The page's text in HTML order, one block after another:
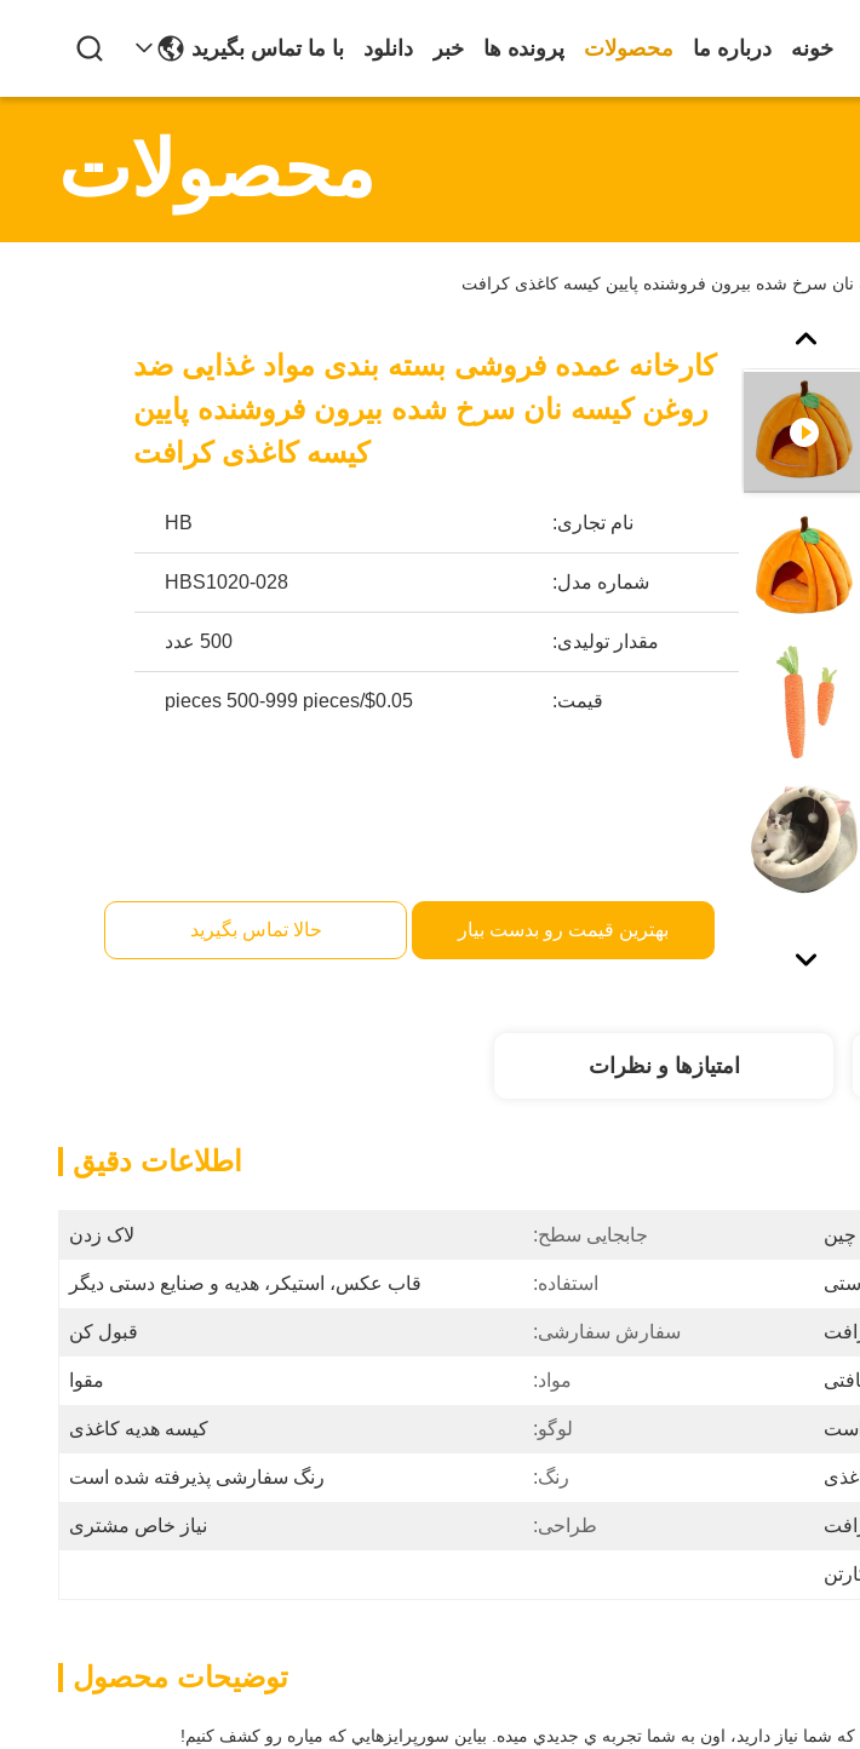
خونه درباره ما محصولات پرونده ها خبر دانلود با ما تماس بگیرید
محصولات
سرخ شده بیرون فروشنده پایین کیسه کاغذی کرافت
کارخانه عمده فروشی بسته بندی مواد غذایی ضد
روغن کیسه نان سرخ شده بیرون فروشنده پایین
کیسه کاغذی کرافت
نام تجاری: HB
شماره مدل: HBS1020-028
مقدار تولیدی: 500 عدد
قیمت: $0.05/pieces 500-999 pieces
بهترین قیمت رو بدست بیار حالا تماس بگیرید
امتیازها و نظرات
اطلاعات دقیق
چین جابجایی سطح: لاک زدن
استفاده: قاب عکس، استیکر، هدیه و صنایع دستی دیگر
سفارش سفارشی: قبول کن
مواد: مقوا
است لوگو: کیسه هدیه کاغذی
رنگ: رنگ سفارشی پذیرفته شده است
طراحی: نیاز خاص مشتری
توضیحات محصول
شما نياز داريد، اون به شما تجربه ي جديدي ميده. بياين سورپرايزهايي که مياره رو کشف کنيم!